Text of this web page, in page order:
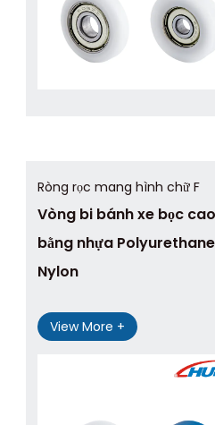
Ròng rọc mang hình chữ F
Vòng bi bánh xe bọc
bằng nhựa
Nylon
View More +